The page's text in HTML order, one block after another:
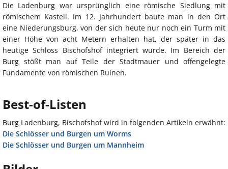
Die Ladenburg war ursprünglich eine römische Siedlung mit
römischem Kastell. Im 12. Jahrhundert baute man in den Ort
eine Niederungsburg, von der sich heute nur noch ein Turm mit
einer Höhe von acht Metern erhalten hat, der später in das
heutige Schloss Bischofshof integriert wurde. Im Bereich der
Burg stößt man auf Teile der Stadtmauer und offengelegte
Fundamente von römischen Ruinen.
Best-of-Listen
Burg Ladenburg, Bischofshof wird in folgenden Artikeln erwähnt:
Die Schlösser und Burgen um Worms
Die Schlösser und Burgen um Mannheim